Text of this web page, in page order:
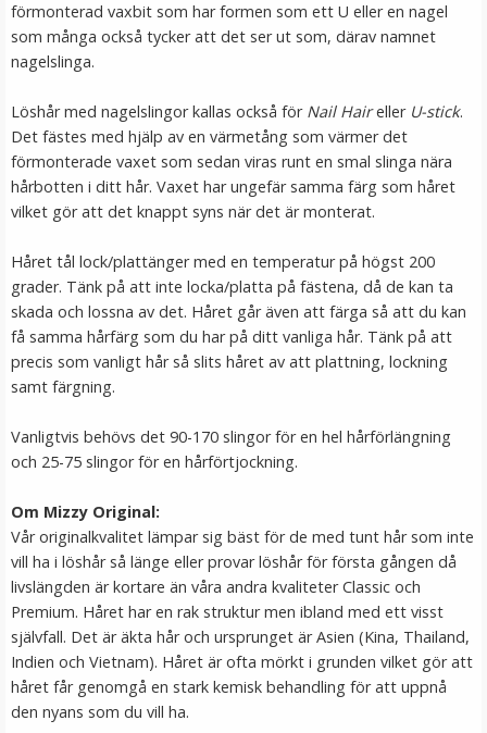
Mizzy Tangler brush - Leopardmönster rosa
★★ ★★ ★
99 kr
LÄGG I VARUKORG
★★★★★
199 kr
249 kr
LÄGG I VARUKORG
förmonterad vaxbit som har formen som ett U eller en nagel
som många också tycker att det ser ut som, därav namnet
nagelslinga.
Löshår med nagelslingor kallas också för Nail HairellerU-stick.
Det fästes med hjälp av en värmetång som värmer det
förmonterade vaxet som sedan viras runt en smal slinga nära
hårbotten i ditt hår. Vaxet har ungefär samma färg som håret
vilket gör att det knappt syns när det är monterat.
Håret tål lock/plattänger med en temperatur på högst 200
grader. Tänk på att inte locka/platta på fästena, då de kan ta
skada och lossna av det. Håret går även att färga så att du kan
få samma hårfärg som du har på ditt vanliga hår. Tänk på att
precis som vanligt hår så slits håret av att plattning, lockning
samt färgning.
Vanligtvis behövs det 90-170 slingor för en hel hårförlängning
och 25-75 slingor för en hårförtjockning.
Om Mizzy Original:
Vår originalkvalitet lämpar sig bäst för de med tunt hår som inte
vill ha i löshår så länge eller provar löshår för första gången då
livslängden är kortare än våra andra kvaliteter Classic och
Premium. Håret har en rak struktur men ibland med ett visst
självfall. Det är äkta hår och ursprunget är Asien (Kina, Thailand,
Indien och Vietnam). Håret är ofta mörkt i grunden vilket gör att
håret får genomgå en stark kemisk behandling för att uppnå
den nyans som du vill ha.